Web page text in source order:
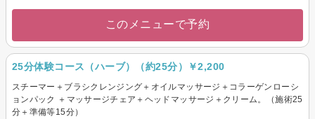
このメニューで予約
25分体験コース（ハーブ）（約25分）￥2,200
スチーマー＋ブラシクレンジング＋オイルマッサージ＋コラーゲンローシ
ョンパック ＋マッサージチェア＋ヘッドマッサージ＋クリーム。（施術25
分＋準備等15分）